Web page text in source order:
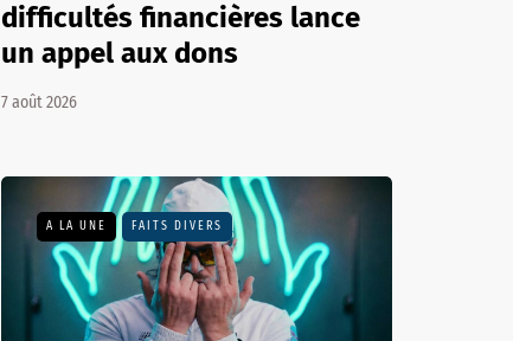
difficultés financières lance
un appel aux dons
7 août 2026
A LA UNE FAITS DIVERS